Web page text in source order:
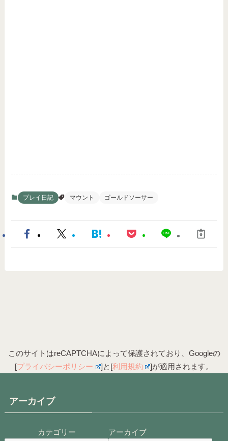
プレイ日記 マウント ゴールドソーサー
このサイトはreCAPTCHAによって保護されており、Googleの
[プライバシーポリシー ]と[利用規約 ]が適用されます。
アーカイブ
カテゴリー アーカイブ